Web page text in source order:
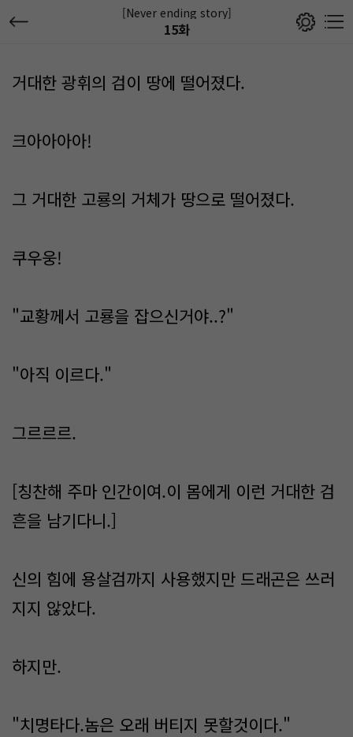
[Never ending story]
15화
거대한 광휘의 검이 땅에 떨어졌다.
크아아아아!
그 거대한 고룡의 거체가 땅으로 떨어졌다.
쿠우웅!
"교황께서 고룡을 잡으신거야..?"
"아직 이르다."
그르르르.
[칭찬해 주마 인간이여.이 몸에게 이런 거대한 검
흔을 남기다니.]
신의 힘에 용살검까지 사용했지만 드래곤은 쓰러
지지 않았다.
하지만.
"치명타다.놈은 오래 버티지 못할것이다."